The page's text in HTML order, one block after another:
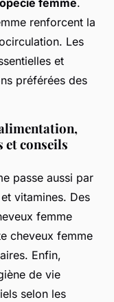
femme.
renforcent la
Les
et
préférées des
et conseils
passe aussi par
vitamines. Des
femme
cheveux femme
Enfin,
de vie
selon les